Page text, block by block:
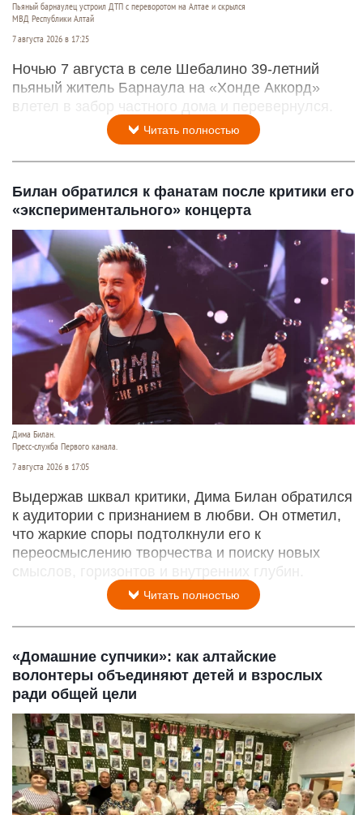
Пьяный барнаулец устроил ДТП с переворотом на Алтае и скрылся
МВД Республики Алтай
7 августа 2026 в 17:25
Ночью 7 августа в селе Шебалино 39-летний
пьяный житель Барнаула на «Хонде Аккорд»
влетел в забор частного дома и перевернулся.
Читать полностью
Билан обратился к фанатам после критики его
«экспериментального» концерта
Дима Билан.
Пресс-служба Первого канала.
7 августа 2026 в 17:05
Выдержав шквал критики, Дима Билан обратился
к аудитории с признанием в любви. Он отметил,
что жаркие споры подтолкнули его к
переосмыслению творчества и поиску новых
смыслов, горизонтов и внутренних глубин.
Читать полностью
«Домашние супчики»: как алтайские
волонтеры объединяют детей и взрослых
ради общей цели